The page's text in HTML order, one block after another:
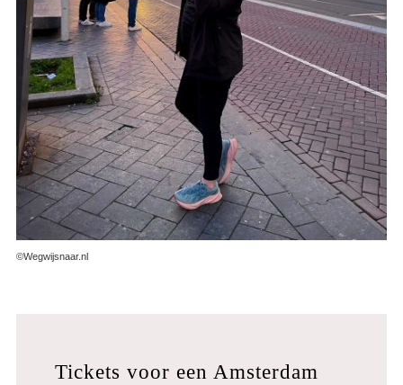
©Wegwijsnaar.nl
Tickets voor een Amsterdam